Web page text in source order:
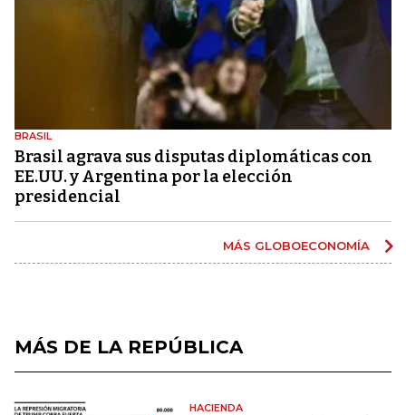
BRASIL
Brasil agrava sus disputas diplomáticas con
EE.UU. y Argentina por la elección
presidencial
MÁS GLOBOECONOMÍA
MÁS DE LA REPÚBLICA
HACIENDA